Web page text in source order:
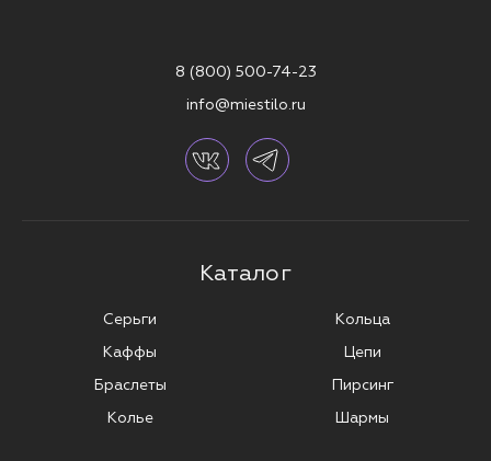
8 (800) 500-74-23
info@miestilo.ru
Каталог
Серьги
Каффы
Браслеты
Колье
Кольца
Цепи
Пирсинг
Шармы